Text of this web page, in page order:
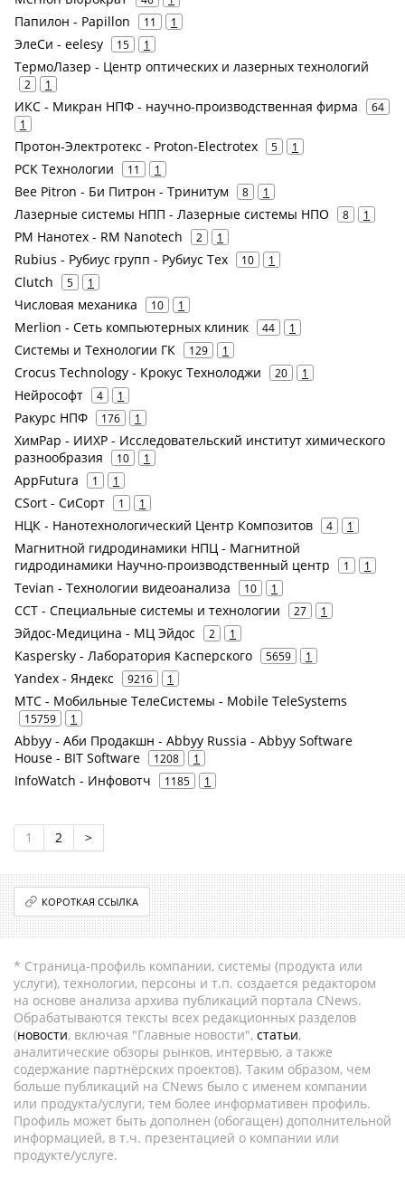
Папилон - Papillon 11 1
ЭлеСи - eelesy 15 1
ТермоЛазер - Центр оптических и лазерных технологий
2 1
ИКС - Микран НПФ - научно-производственная фирма
64
1
Протон-Электротекс - Proton-Electrotex 5 1
РСК Технологии 11 1
Bee Pitron - Би Питрон - Тринитум 8 1
Лазерные системы НПП - Лазерные системы НПО 8 1
РМ Нанотех - RM Nanotech 2 1
Rubius - Рубиус групп - Рубиус Тех 10 1
Clutch 5 1
Числовая механика 10 1
Merlion - Сеть компьютерных клиник 44 1
Системы и Технологии ГК 129 1
Crocus Technology - Крокус Технолоджи 20 1
Нейрософт 4 1
Ракурс НПФ 176 1
ХимРар - ИИХР - Исследовательский институт химического
разнообразия
10 1
AppFutura 1 1
CSort - СиСорт 1 1
НЦК - Нанотехнологический Центр Композитов 4 1
Магнитной гидродинамики НПЦ - Магнитной
гидродинамики Научно-производственный центр
1 1
Tevian - Технологии видеоанализа 10 1
ССТ - Специальные системы и технологии 27 1
Эйдос-Медицина - МЦ Эйдос 2 1
Kaspersky - Лаборатория Касперского 5659 1
Yandex - Яндекс 9216 1
МТС - Мобильные ТелеСистемы - Mobile TeleSystems
15759 1
Abbyy - Аби Продакшн - Abbyy Russia - Abbyy Software
House - BIT Software
1208 1
InfoWatch - Инфовотч 1185 1
1 2 >
КОРОТКАЯ ССЫЛКА
* Страница-профиль компании, системы (продукта или
услуги), технологии, персоны и т.п. создается редактором
на основе анализа архива публикаций портала CNews.
Обрабатываются тексты всех редакционных разделов
(новости, включая "Главные новости", статьи,
аналитические обзоры рынков, интервью, а также
содержание партнёрских проектов). Таким образом, чем
больше публикаций на CNews было с именем компании
или продукта/услуги, тем более информативен профиль.
Профиль может быть дополнен (обогащен) дополнительной
информацией, в т.ч. презентацией о компании или
продукте/услуге.